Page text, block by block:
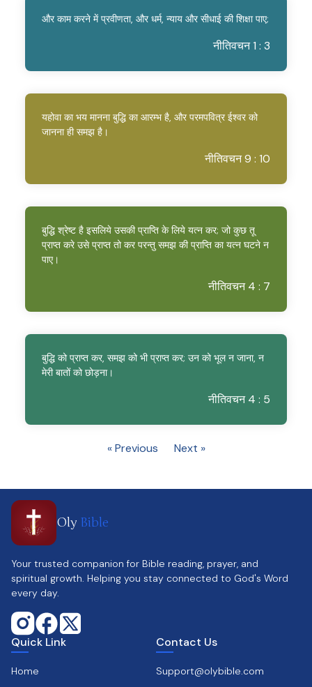
और काम करने में प्रवीणता, और धर्म, न्याय और सीधाई की शिक्षा पाए;
नीतिवचन 1 : 3
यहोवा का भय मानना बुद्धि का आरम्भ है, और परमपवित्र ईश्वर को
जानना ही समझ है।
नीतिवचन 9 : 10
बुद्धि श्रेष्ट है इसलिये उसकी प्राप्ति के लिये यत्न कर; जो कुछ तू
प्राप्त करे उसे प्राप्त तो कर परन्तु समझ की प्राप्ति का यत्न घटने न
पाए।
नीतिवचन 4 : 7
बुद्धि को प्राप्त कर, समझ को भी प्राप्त कर; उन को भूल न जाना, न
मेरी बातों को छोड़ना।
नीतिवचन 4 : 5
« Previous Next »
Oly Bible
Your trusted companion for Bible reading, prayer, and
spiritual growth. Helping you stay connected to God's Word
every day.
Quick Link
Home
Contact Us
Support@olybible.com